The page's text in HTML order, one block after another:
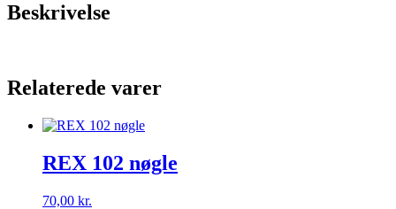
Beskrivelse
Relaterede varer
REX 102 nøgle
70,00 kr.